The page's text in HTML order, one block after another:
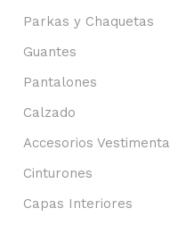
Parkas y Chaquetas
Guantes
Pantalones
Calzado
Accesorios Vestimenta
Cinturones
Capas Interiores